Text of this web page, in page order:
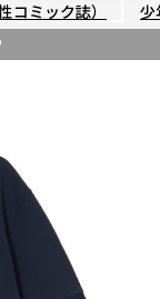
コミック誌）
少